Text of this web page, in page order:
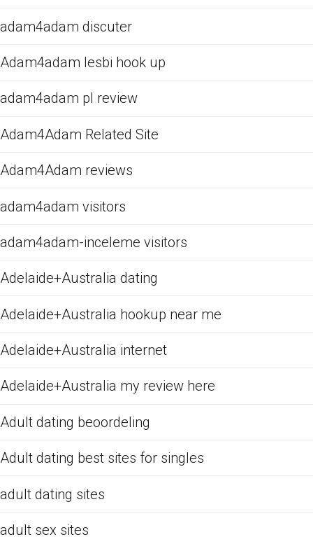
adam4adam discuter
Adam4adam lesbi hook up
adam4adam pl review
Adam4Adam Related Site
Adam4Adam reviews
adam4adam visitors
adam4adam-inceleme visitors
Adelaide+Australia dating
Adelaide+Australia hookup near me
Adelaide+Australia internet
Adelaide+Australia my review here
Adult dating beoordeling
Adult dating best sites for singles
adult dating sites
adult sex sites